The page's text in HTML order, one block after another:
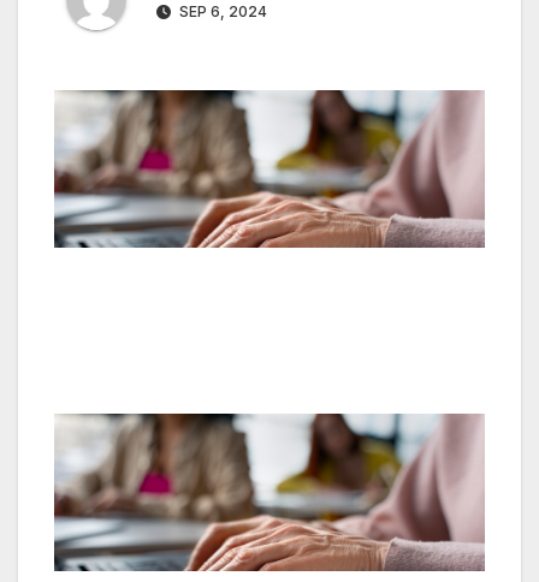
SEP 6, 2024